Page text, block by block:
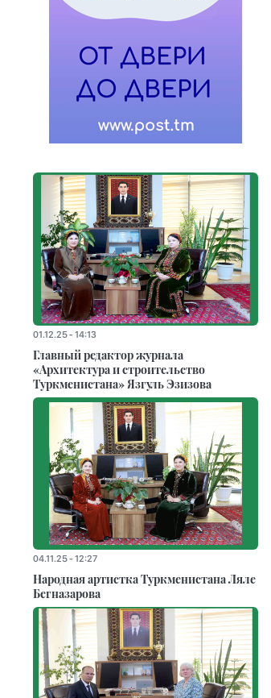
01.12.25 - 14:13
Главный редактор журнала
«Архитектура и строительство
Туркменистана» Язгуль Эзизова
04.11.25 - 12:27
Народная артистка Туркменистана Ляле
Бегназарова